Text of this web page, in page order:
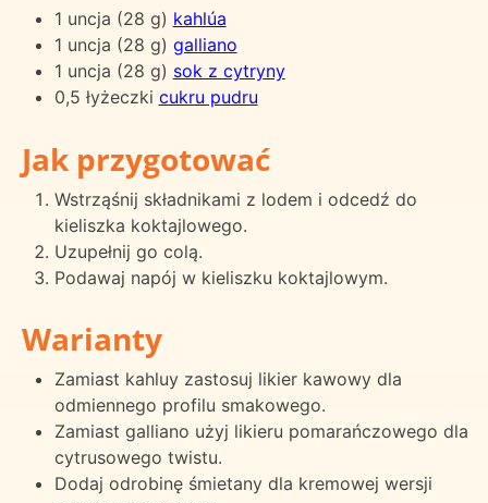
1 uncja (28 g) kahlúa
1 uncja (28 g) galliano
1 uncja (28 g) sok z cytryny
0,5 łyżeczki cukru pudru
Jak przygotować
Wstrząśnij składnikami z lodem i odcedź do
kieliszka koktajlowego.
Uzupełnij go colą.
Podawaj napój w kieliszku koktajlowym.
Warianty
Zamiast kahluy zastosuj likier kawowy dla
odmiennego profilu smakowego.
Zamiast galliano użyj likieru pomarańczowego dla
cytrusowego twistu.
Dodaj odrobinę śmietany dla kremowej wersji